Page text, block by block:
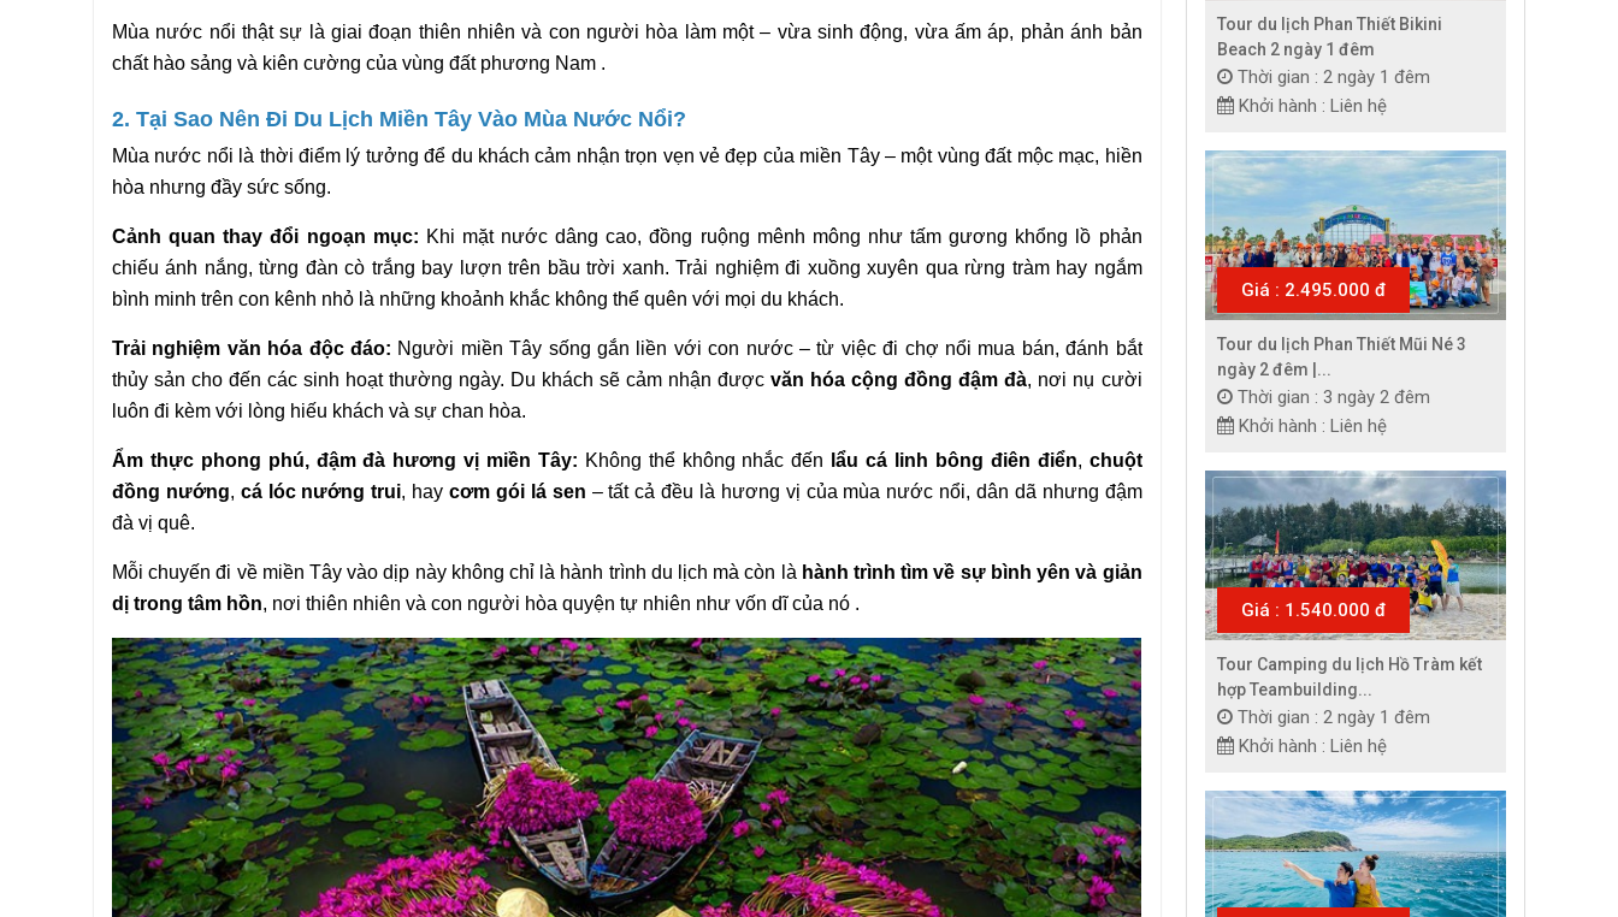
Mùa nước nổi thật sự là giai đoạn thiên nhiên và con người hòa làm một – vừa sinh động, vừa ấm áp, phản ánh bản
chất hào sảng và kiên cường của vùng đất phương Nam .
2. Tại Sao Nên Đi Du Lịch Miền Tây Vào Mùa Nước Nổi?
Mùa nước nổi là thời điểm lý tưởng để du khách cảm nhận trọn vẹn vẻ đẹp của miền Tây – một vùng đất mộc mạc, hiền
hòa nhưng đầy sức sống.
Cảnh quan thay đổi ngoạn mục: Khi mặt nước dâng cao, đồng ruộng mênh mông như tấm gương khổng lồ phản
chiếu ánh nắng, từng đàn cò trắng bay lượn trên bầu trời xanh. Trải nghiệm đi xuồng xuyên qua rừng tràm hay ngắm
bình minh trên con kênh nhỏ là những khoảnh khắc không thể quên với mọi du khách.
Trải nghiệm văn hóa độc đáo: Người miền Tây sống gắn liền với con nước – từ việc đi chợ nổi mua bán, đánh bắt
thủy sản cho đến các sinh hoạt thường ngày. Du khách sẽ cảm nhận được văn hóa cộng đồng đậm đà, nơi nụ cười
luôn đi kèm với lòng hiếu khách và sự chan hòa.
Ẩm thực phong phú, đậm đà hương vị miền Tây: Không thể không nhắc đến lẩu cá linh bông điên điển, chuột
đồng nướng, cá lóc nướng trui, hay cơm gói lá sen – tất cả đều là hương vị của mùa nước nổi, dân dã nhưng đậm
đà vị quê.
Mỗi chuyến đi về miền Tây vào dịp này không chỉ là hành trình du lịch mà còn là hành trình tìm về sự bình yên và giản
dị trong tâm hồn, nơi thiên nhiên và con người hòa quyện tự nhiên như vốn dĩ của nó .
Tour du lịch Phan Thiết Bikini
Beach 2 ngày 1 đêm
Thời gian : 2 ngày 1 đêm
Khởi hành : Liên hệ
Giá : 2.495.000 đ
Tour du lịch Phan Thiết Mũi Né 3
ngày 2 đêm |...
Thời gian : 3 ngày 2 đêm
Khởi hành : Liên hệ
Giá : 1.540.000 đ
Tour Camping du lịch Hồ Tràm kết
hợp Teambuilding...
Thời gian : 2 ngày 1 đêm
Khởi hành : Liên hệ